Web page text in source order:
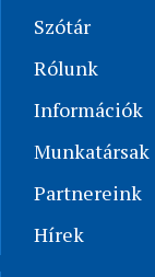
Szótár
Rólunk
Információk
Munkatársak
Partnereink
Hírek